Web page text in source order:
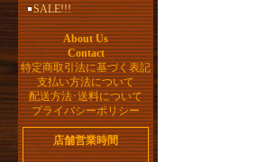
SALE!!!
About Us
Contact
特定商取引法に基づく表記
支払い方法について
配送方法･送料について
プライバシーポリシー
店舗営業時間